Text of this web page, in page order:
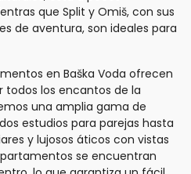
que Split y Omiš, con sus
de aventura, son ideales para
en Baška Voda ofrecen
todos los encantos de la
una amplia gama de
estudios para parejas hasta
y lujosos áticos con vistas
se encuentran